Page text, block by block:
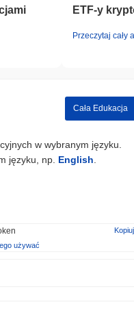
ETF-y
Przeczytaj cały
Cała Edukacja
w wybranym języku.
języku, np. English
Kopiuj
używać